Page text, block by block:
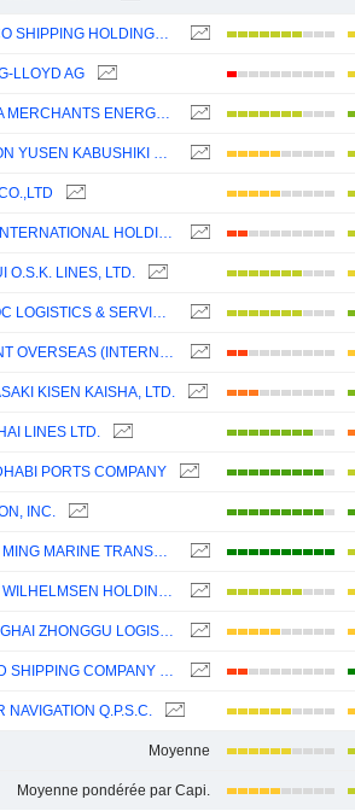
COSCO SHIPPING HOLDINGS CO., LTD.
LLOYD AG
CHINA MERCHANTS ENERGY SHIPPING CO., LTD.
NIPPON YUSEN KABUSHIKI KAISHA
SITC INTERNATIONAL HOLDINGS COMPANY LIMITED
O.S.K. LINES, LTD.
ADNOC LOGISTICS & SERVICES PLC
ORIENT OVERSEAS (INTERNATIONAL) LIMITED
KISEN KAISHA, LTD.
LINES LTD.
PORTS COMPANY
INC.
YANG MING MARINE TRANSPORT CORPORATION
WILH. WILHELMSEN HOLDING ASA
SHANGHAI ZHONGGU LOGISTICS CO., LTD.
ASYAD SHIPPING COMPANY SAOG
NAVIGATION Q.P.S.C.
Moyenne
Moyenne pondérée par Capi.